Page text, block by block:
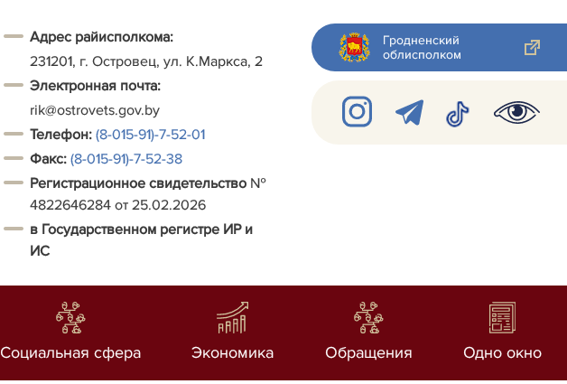
Адрес райисполкома:
231201, г. Островец, ул. К.Маркса, 2
Электронная почта:
rik@ostrovets.gov.by
Телефон: (8-015-91)-7-52-01
Факс: (8-015-91)-7-52-38
Регистрационное свидетельство №
4822646284 от 25.02.2026
в Государственном регистре ИР и
ИС
Гродненский
облисполком
Социальная сфера Экономика Обращения Одно окно